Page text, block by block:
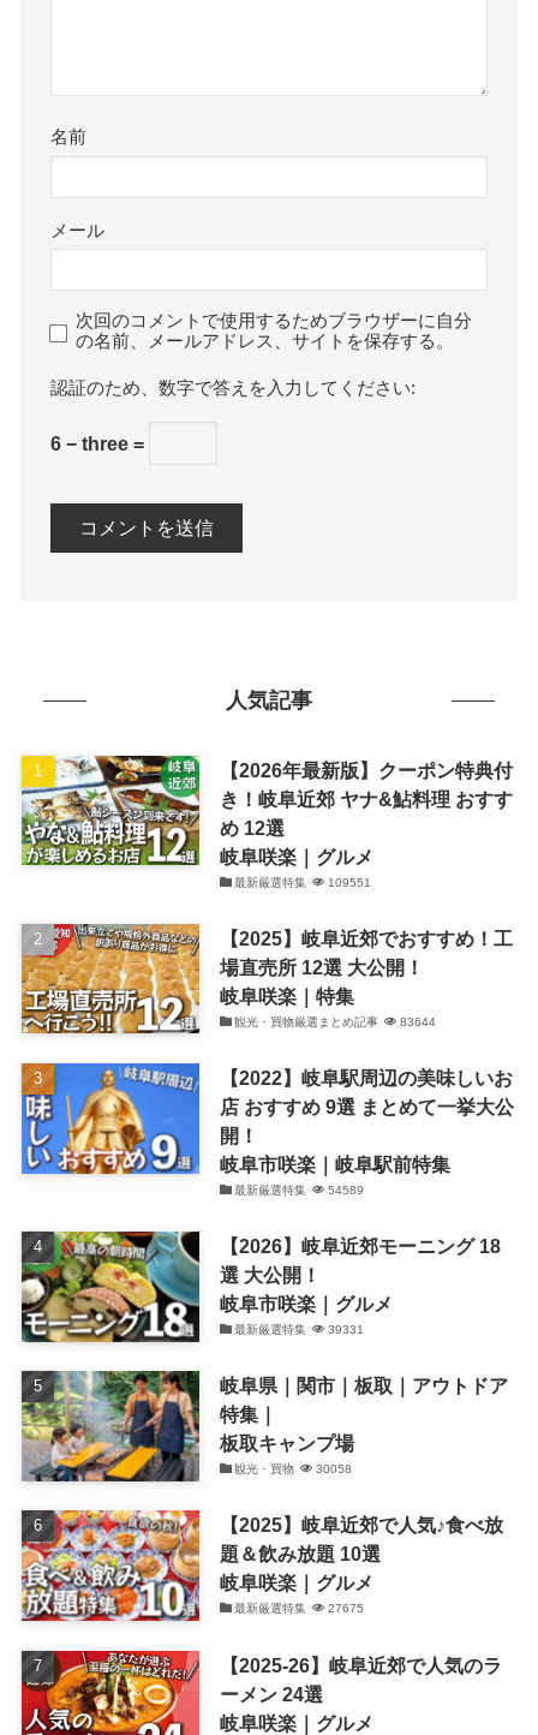
名前
メール
次回のコメントで使用するためブラウザーに自分
の名前、メールアドレス、サイトを保存する。
数字で答えを入力してください:
6 − three =
人気記事
【2026年最新版】クーポン特典付
き！岐阜近郊 ヤナ&鮎料理 おすす
め 12選
岐阜咲楽｜グルメ
最新厳選特集 109551
【2025】岐阜近郊でおすすめ！工
場直売所 12選 大公開！
岐阜咲楽｜特集
観光・買物厳選まとめ記事 83644
【2022】岐阜駅周辺の美味しいお
店 おすすめ 9選 まとめて一挙大公
開！
岐阜市咲楽｜岐阜駅前特集
最新厳選特集 54589
【2026】岐阜近郊モーニング 18
選 大公開！
岐阜市咲楽｜グルメ
最新厳選特集 39331
岐阜県｜関市｜板取｜アウトドア
特集｜
板取キャンプ場
観光・買物 30058
【2025】岐阜近郊で人気♪食べ放
題＆飲み放題 10選
岐阜咲楽｜グルメ
最新厳選特集 27675
【2025-26】岐阜近郊で人気のラ
ーメン 24選
岐阜咲楽｜グルメ